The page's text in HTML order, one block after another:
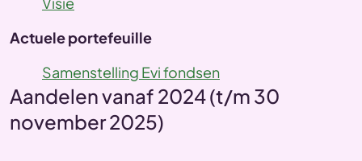
Actuele portefeuille
Samenstelling Evi fondsen
Aandelen vanaf 2024 (t/m 30
november 2025)